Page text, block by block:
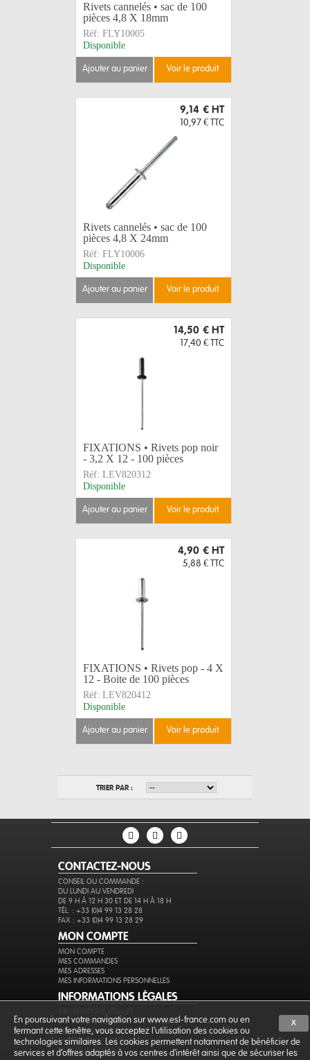
Rivets cannelés • sac de 100
pièces 4,8 X 18mm
Réf: FLY10005
Disponible
ajouter au panier voir le produit
9,14 € HT
10,97 € TTC
Rivets cannelés • sac de 100
pièces 4,8 X 24mm
Réf: FLY10006
Disponible
ajouter au panier voir le produit
14,50 € HT
17,40 € TTC
FIXATIONS • Rivets pop noir
- 3,2 X 12 - 100 pièces
Réf: LEV820312
Disponible
ajouter au panier voir le produit
4,90 € HT
5,88 € TTC
FIXATIONS • Rivets pop - 4 X
12 - Boite de 100 pièces
Réf: LEV820412
Disponible
ajouter au panier voir le produit
TRIER PAR :
CONTACTEZ-NOUS
CONSEIL OU COMMANDE :
DU LUNDI AU VENDREDI
DE 9 H À 12 H 30 ET DE 14 H À 18 H
TÉL. : +33 (0)4 99 13 28 28
FAX : +33 (0)4 99 13 28 29
MON COMPTE
MON COMPTE
MES COMMANDES
MES ADRESSES
MES INFORMATIONS PERSONNELLES
INFORMATIONS LÉGALES
CONDITIONS GÉNÉRALES DE VENTE
PROTECTION DES DONNÉES
EXPÉDITION ET RETOURS
PAIEMENT SÉCURISÉ
X
En poursuivant votre navigation sur www.esl-france.com ou en
fermant cette fenêtre, vous acceptez l’utilisation des cookies ou
technologies similaires. Les cookies permettent notamment de bénéficier de
services et d'offres adaptés à vos centres d'intérêt ainsi que de sécuriser les